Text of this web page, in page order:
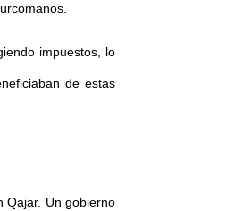
impuestos, lo
de estas
Qajar. Un gobierno